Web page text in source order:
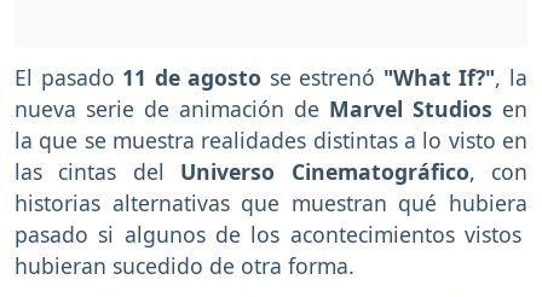
El pasado 11 de agosto se estrenó "What If?", la
nueva serie de animación de Marvel Studios en
la que se muestra realidades distintas a lo visto en
las cintas del Universo Cinematográfico, con
historias alternativas que muestran qué hubiera
pasado si algunos de los acontecimientos vistos
hubieran sucedido de otra forma.